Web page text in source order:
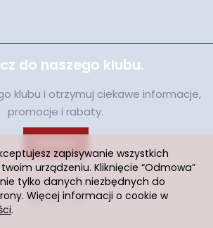
do naszego klubu.
klubu i otrzymuj ciekawe informacje,
promocje i rabaty.
zapisywanie wszystkich
urządzeniu. Kliknięcie “Odmowa”
tylko danych niezbędnych do
Więcej informacji o cookie w
.